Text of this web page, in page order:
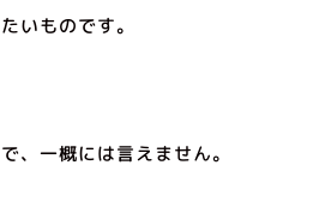
いものです。
、一概には言えません。